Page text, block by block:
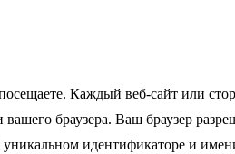
Каждый веб-сайт или
браузера. Ваш браузер
идентификаторе и